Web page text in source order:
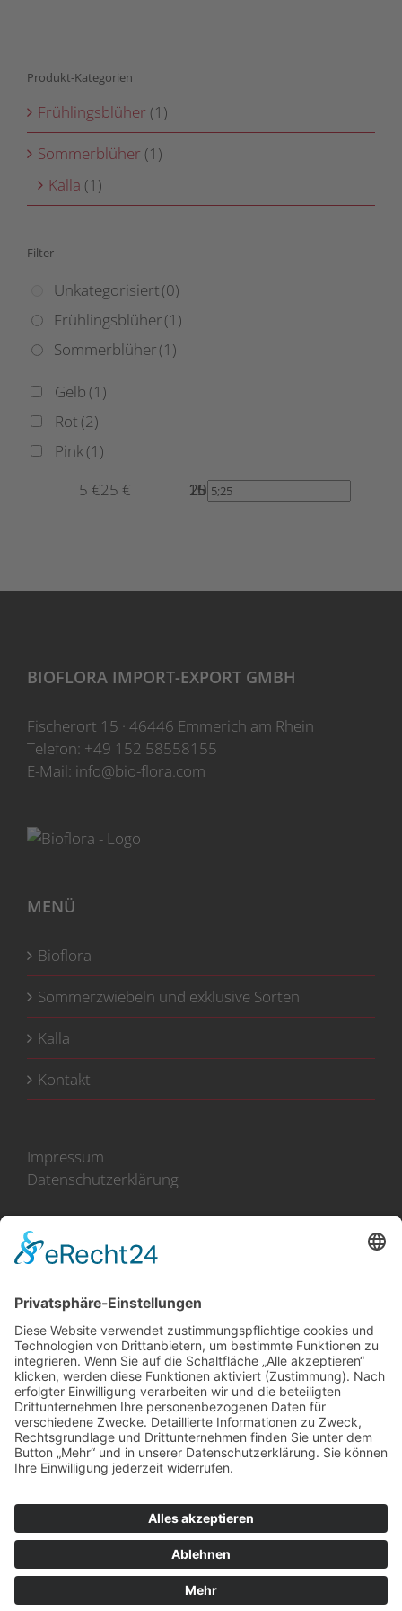
können
auf
der
Produkt-Kategorien
Frühlingsblüher (1)
Sommerblüher (1)
Kalla (1)
Filter
Unkategorisiert(0)
Frühlingsblüher(1)
Sommerblüher(1)
Gelb (1)
Rot (2)
Pink(1)
5 €25 € 5
10
15
20
25
BIOFLORA IMPORT-EXPORT GMBH
Fischerort 15 · 46446 Emmerich am Rhein
Telefon: +49 152 58558155
E-Mail: info@bio-flora.com
MENÜ
Bioflora
Sommerzwiebeln und exklusive Sorten
Kalla
Kontakt
Impressum
Datenschutzerklärung
100 Jahre Erfahrung
Direkt-Import aus Holland
(im Norden an der Küste)
Zusammenarbeit mit mehr
als 50 Züchtern
erstklassige Produkte